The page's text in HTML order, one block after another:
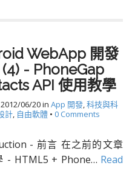
WebApp 開發
- PhoneGap
API 使用教學
2012/06/20in App 開發,科技與科
計, 自由軟體 • 0 Comments
- 前言 在之前的文章
- HTML5 + Phone… Read